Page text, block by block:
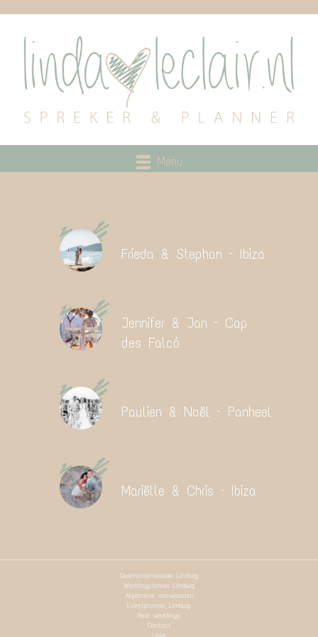
Menu
Frieda & Stephan – Ibiza
Jennifer & Jan – Cap
des Falcó
Paulien & Noël – Panheel
Mariëlle & Chris – Ibiza
Ceremoniemeester Limburg
Weddingplanner Limburg
Algemene voorwaarden
Eventplanner Limburg
Real weddings
Contact